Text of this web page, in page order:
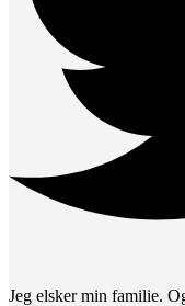
Jeg elsker min familie.